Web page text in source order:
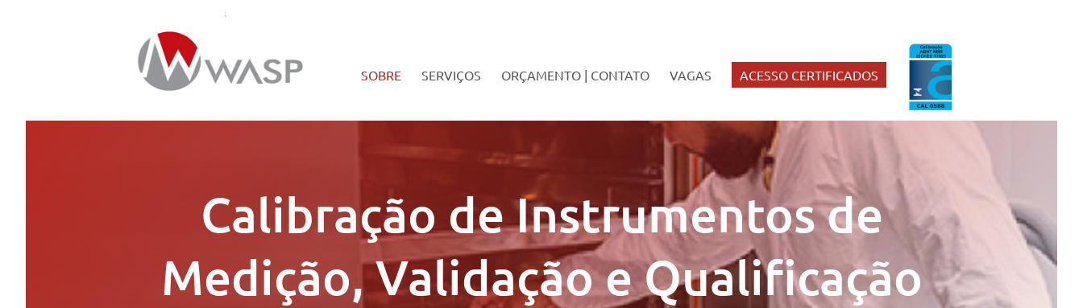
SOBRE SERVIÇOS ORÇAMENTO | CONTATO VAGAS ACESSO CERTIFICADOS
Calibração de Instrumentos de
Medição, Validação e Qualificação